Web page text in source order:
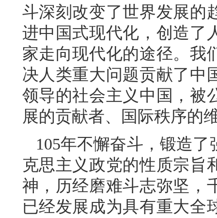
斗深刻改变了世界发展的
进中国式现代化，创造了
家走向现代化的途径。我
决人类重大问题贡献了中
领导的社会主义中国，被
展的贡献者、国际秩序的
105年不懈奋斗，锻造
克思主义政党的性质宗旨
神，历经磨难斗志弥坚，
已经发展成为具有重大全